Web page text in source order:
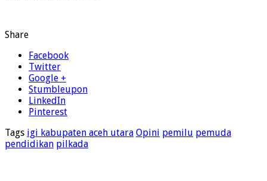
Share
Facebook
Twitter
Google +
Stumbleupon
LinkedIn
Pinterest
Tags igi kabupaten aceh utara Opini pemilu pemuda
pendidikan pilkada